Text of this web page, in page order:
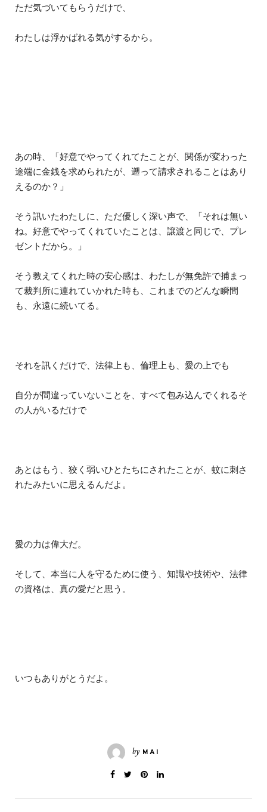
ただ気づいてもらうだけで、
わたしは浮かばれる気がするから。
あの時、「好意でやってくれてたことが、関係が変わった
途端に金銭を求められたが、遡って請求されることはあり
えるのか？」
そう訊いたわたしに、ただ優しく深い声で、「それは無い
ね。好意でやってくれていたことは、譲渡と同じで、プレ
ゼントだから。」
そう教えてくれた時の安心感は、わたしが無免許で捕まっ
て裁判所に連れていかれた時も、これまでのどんな瞬間
も、永遠に続いてる。
それを訊くだけで、法律上も、倫理上も、愛の上でも
自分が間違っていないことを、すべて包み込んでくれるそ
の人がいるだけで
あとはもう、狡く弱いひとたちにされたことが、蚊に刺さ
れたみたいに思えるんだよ。
愛の力は偉大だ。
そして、本当に人を守るために使う、知識や技術や、法律
の資格は、真の愛だと思う。
いつもありがとうだよ。
by MAI